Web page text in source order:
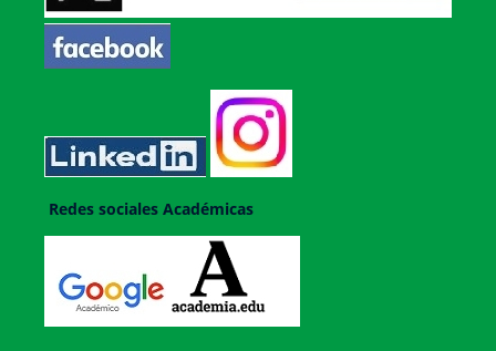
Redes sociales Académicas